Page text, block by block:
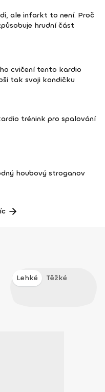
ale infarkt to není. Proč
hrudní část
cvičení tento kardio
tak svoji kondičku
trénink pro spalování
houbový stroganov
Lehké Těžké